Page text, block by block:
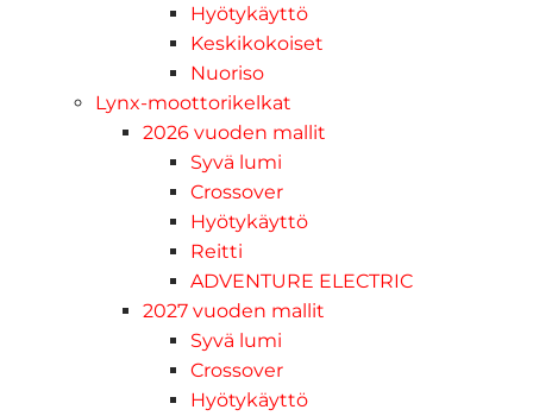
Hyötykäyttö
Keskikokoiset
Nuoriso
Lynx-moottorikelkat
2026 vuoden mallit
Syvä lumi
Crossover
Hyötykäyttö
Reitti
ADVENTURE ELECTRIC
2027 vuoden mallit
Syvä lumi
Crossover
Hyötykäyttö